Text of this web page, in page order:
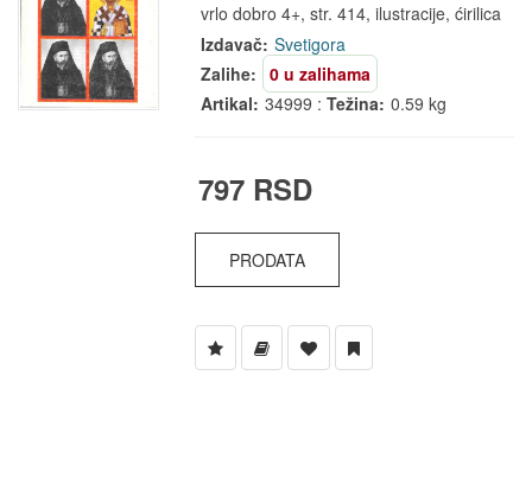
vrlo dobro 4+, str. 414, ilustracije, ćirilica
Izdavač: Svetigora
Zalihe:
0 u zalihama
Artikal: 34999 :Težina: 0.59 kg
797 RSD
PRODATA